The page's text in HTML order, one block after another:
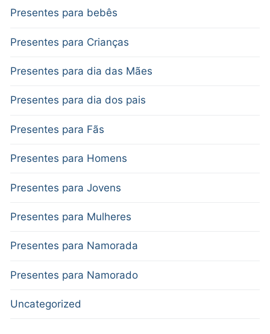
Presentes para bebês
Presentes para Crianças
Presentes para dia das Mães
Presentes para dia dos pais
Presentes para Fãs
Presentes para Homens
Presentes para Jovens
Presentes para Mulheres
Presentes para Namorada
Presentes para Namorado
Uncategorized